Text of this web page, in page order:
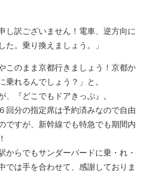
し訳ございません！電車、逆方向に
た。乗り換えましょう。」
このまま京都行きましょう！京都か
乗れるんでしょう？」と。
、『どこでもドアきっぷ』。
回分の指定席は予約済みなので自由
ですが、新幹線でも特急でも期間内
からでもサンダーバードに乗・れ・
では手を合わせて、感謝しておりま